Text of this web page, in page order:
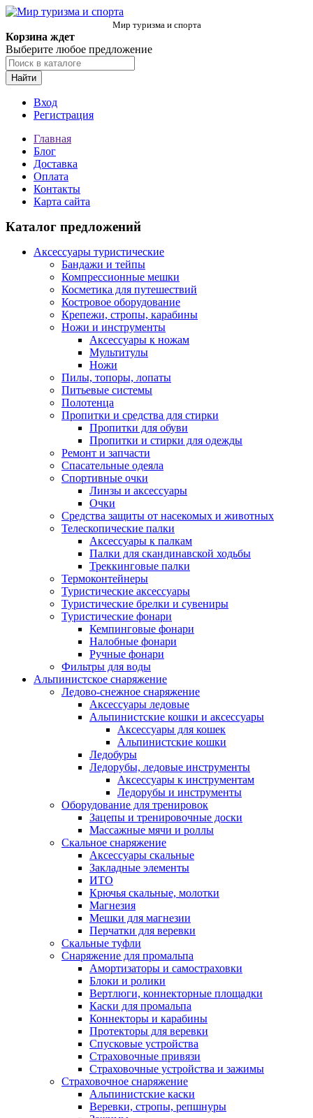
Мир туризма и спорта
Корзина ждет
Выберите любое предложение
Найти
Вход
Регистрация
Главная
Блог
Доставка
Оплата
Контакты
Карта сайта
Каталог предложений
Аксессуары туристические
Бандажи и тейпы
Компрессионные мешки
Косметика для путешествий
Костровое оборудование
Крепежи, стропы, карабины
Ножи и инструменты
Аксессуары к ножам
Мультитулы
Ножи
Пилы, топоры, лопаты
Питьевые системы
Полотенца
Пропитки и средства для стирки
Пропитки для обуви
Пропитки и стирки для одежды
Ремонт и запчасти
Спасательные одеяла
Спортивные очки
Линзы и аксессуары
Очки
Средства защиты от насекомых и животных
Телескопические палки
Аксессуары к палкам
Палки для скандинавской ходьбы
Треккинговые палки
Термоконтейнеры
Туристические аксессуары
Туристические брелки и сувениры
Туристические фонари
Кемпинговые фонари
Налобные фонари
Ручные фонари
Фильтры для воды
Альпинистское снаряжение
Ледово-снежное снаряжение
Аксессуары ледовые
Альпинистские кошки и аксессуары
Аксессуары для кошек
Альпинистские кошки
Ледобуры
Ледорубы, ледовые инструменты
Аксессуары к инструментам
Ледорубы и инструменты
Оборудование для тренировок
Зацепы и тренировочные доски
Массажные мячи и роллы
Скальное снаряжение
Аксессуары скальные
Закладные элементы
ИТО
Крючья скальные, молотки
Магнезия
Мешки для магнезии
Перчатки для веревки
Скальные туфли
Снаряжение для промальпа
Амортизаторы и самостраховки
Блоки и ролики
Вертлюги, коннекторные площадки
Каски для промальпа
Коннекторы и карабины
Протекторы для веревки
Спусковые устройства
Страховочные привязи
Страховочные устройства и зажимы
Страховочное снаряжение
Альпинистские каски
Веревки, стропы, репшнуры